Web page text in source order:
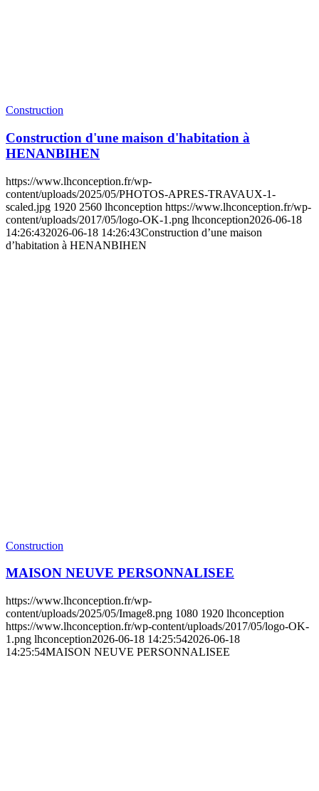
Construction
Construction d'une maison d'habitation à
HENANBIHEN
https://www.lhconception.fr/wp-
content/uploads/2025/05/PHOTOS-APRES-TRAVAUX-1-
scaled.jpg 1920 2560 lhconception https://www.lhconception.fr/wp-
content/uploads/2017/05/logo-OK-1.png lhconception2026-06-18
14:26:432026-06-18 14:26:43Construction d’une maison
d’habitation à HENANBIHEN
Construction
MAISON NEUVE PERSONNALISEE
https://www.lhconception.fr/wp-
content/uploads/2025/05/Image8.png 1080 1920 lhconception
https://www.lhconception.fr/wp-content/uploads/2017/05/logo-OK-
1.png lhconception2026-06-18 14:25:542026-06-18
14:25:54MAISON NEUVE PERSONNALISEE